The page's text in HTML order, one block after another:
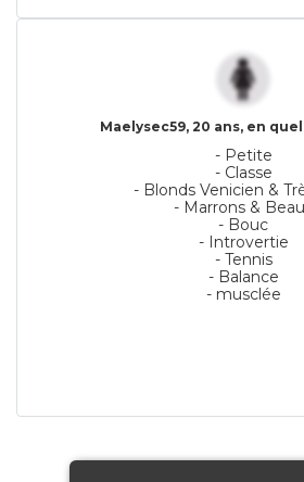
Maelysec59, 20 ans, en
- Petite
- Classe
- Blonds Venicien &
- Marrons &
- Bouc
- Introvertie
- Tennis
- Balance
- musclée